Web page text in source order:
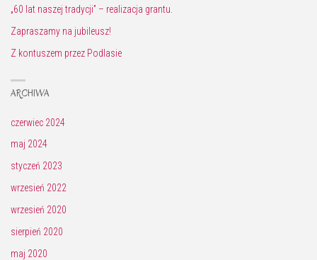
„60 lat naszej tradycji” – realizacja grantu.
Zapraszamy na jubileusz!
Z kontuszem przez Podlasie
ARCHIWA
czerwiec 2024
maj 2024
styczeń 2023
wrzesień 2022
wrzesień 2020
sierpień 2020
maj 2020